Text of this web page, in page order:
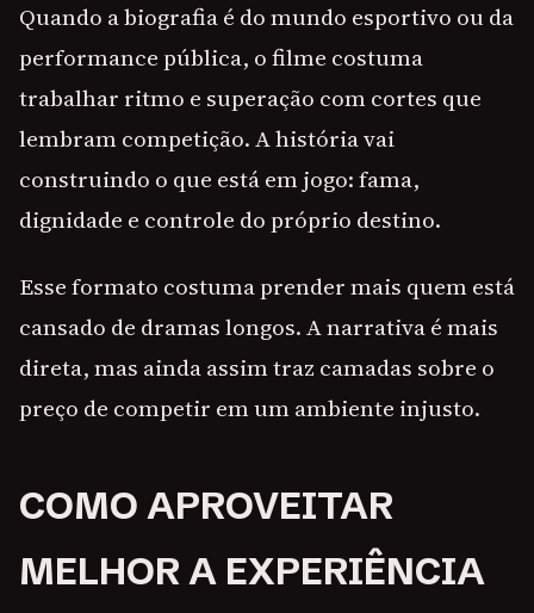
Quando a biografia é do mundo esportivo ou da
performance pública, o filme costuma
trabalhar ritmo e superação com cortes que
lembram competição. A história vai
construindo o que está em jogo: fama,
dignidade e controle do próprio destino.
Esse formato costuma prender mais quem está
cansado de dramas longos. A narrativa é mais
direta, mas ainda assim traz camadas sobre o
preço de competir em um ambiente injusto.
COMO APROVEITAR
MELHOR A EXPERIÊNCIA